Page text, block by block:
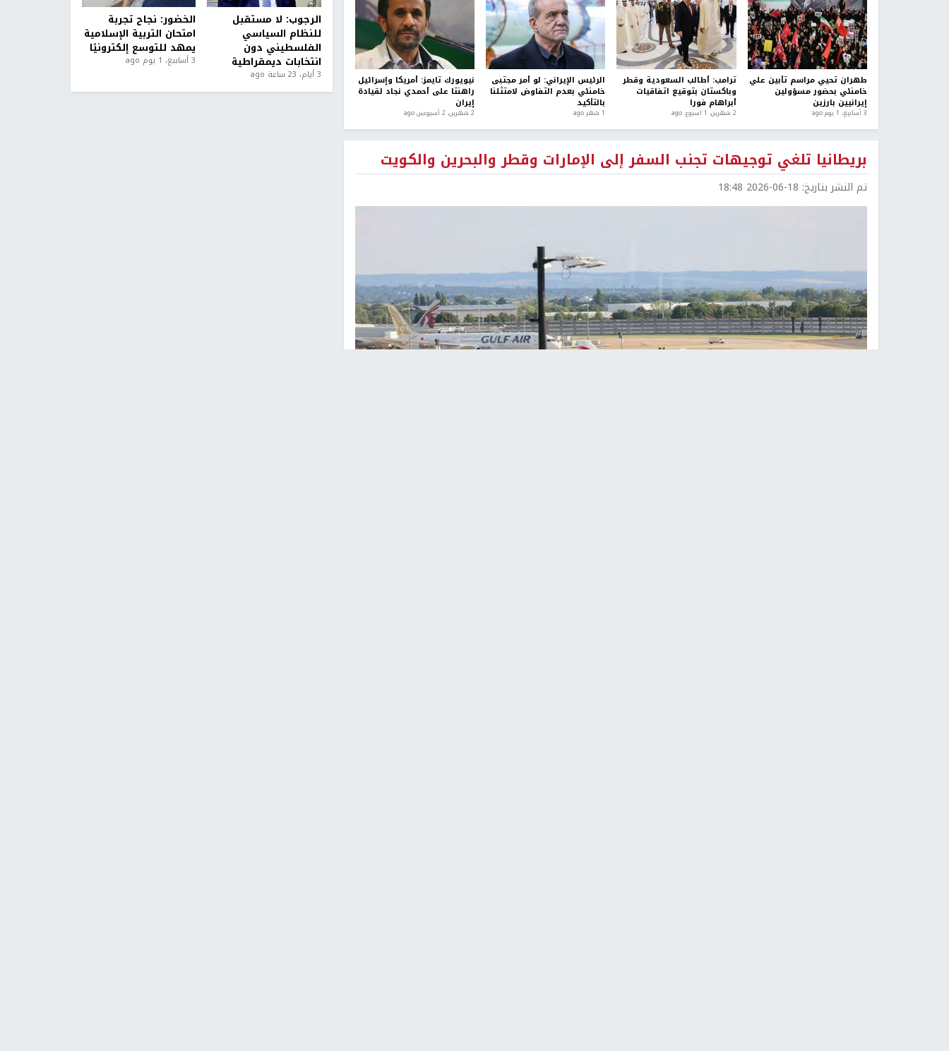
طهران تحيي مراسم تأبين علي
خامنئي بحضور مسؤولين
إيرانيين بارزين
3 أسابيع، 1 يوم ago
ترامب: أطالب السعودية وقطر
وباكستان بتوقيع اتفاقيات
أبراهام فورا
2 شهرين، 1 اسبوع. ago
الرئيس الإيراني: لو أمر مجتبى
خامنئي بعدم التفاوض لامتثلنا
بالتأكيد
1 شهر ago
نيويورك تايمز: أمريكا وإسرائيل
راهنتا على أحمدي نجاد لقيادة
إيران
2 شهرين، 2 أسبوعين ago
بريطانيا تلغي توجيهات تجنب السفر إلى الإمارات وقطر والبحرين والكويت
تم النشر بتاريخ: 2026-06-18 18:48
الرجوب: لا مستقبل
للنظام السياسي
الفلسطيني دون
انتخابات ديمقراطية
3 أيام، 23 ساعة ago
الخضور: نجاح تجربة
امتحان التربية الإسلامية
يمهد للتوسع إلكترونيًا
3 أسابيع، 1 يوم ago